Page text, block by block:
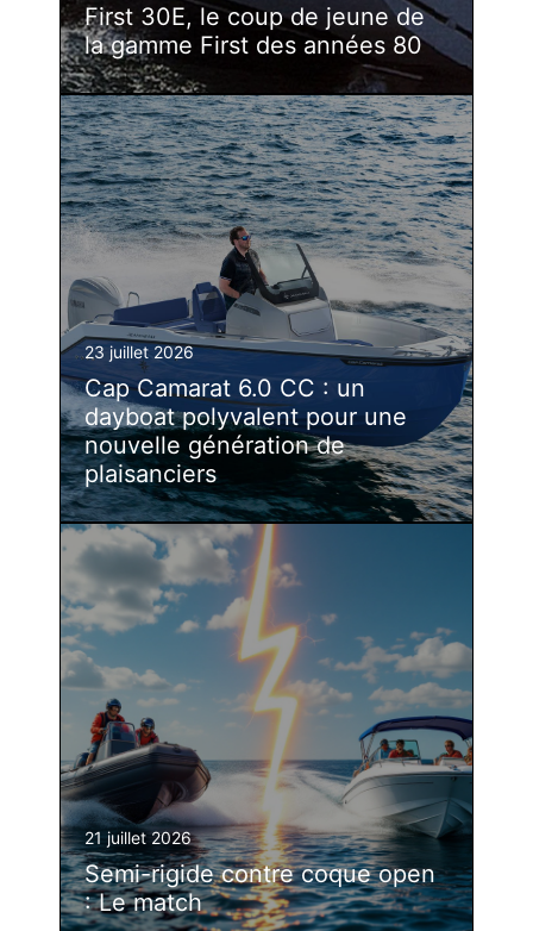
First 30E, le coup de jeune de
la gamme First des années 80
23 juillet 2026
Cap Camarat 6.0 CC : un
dayboat polyvalent pour une
nouvelle génération de
plaisanciers
21 juillet 2026
Semi-rigide contre coque open
: Le match